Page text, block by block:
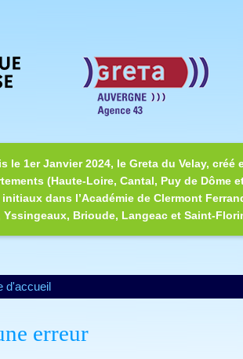
le 1er Janvier 2024, le Greta du Velay,
(Haute-Loire, Cantal, Puy de Dôme
initiaux dans l’Académie de Clermont
Yssingeaux, Brioude, Langeac et Saint-
d'accueil
erreur